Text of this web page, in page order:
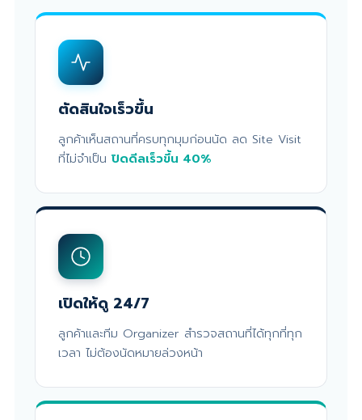
ตัดสินใจเร็วขึ้น
ลูกค้าเห็นสถานที่ครบทุกมุมก่อนนัด ลด Site Visit
ที่ไม่จำเป็น ปิดดีลเร็วขึ้น 40%
เปิดให้ดู 24/7
ลูกค้าและทีม Organizer สำรวจสถานที่ได้ทุกที่ทุก
เวลา ไม่ต้องนัดหมายล่วงหน้า